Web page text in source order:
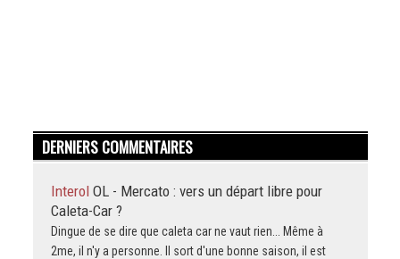
DERNIERS COMMENTAIRES
Interol OL - Mercato : vers un départ libre pour
Caleta-Car ?
Dingue de se dire que caleta car ne vaut rien... Même à
2me, il n'y a personne. Il sort d'une bonne saison, il est